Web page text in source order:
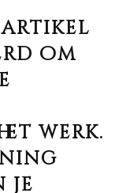
artikel
om
werk.
je